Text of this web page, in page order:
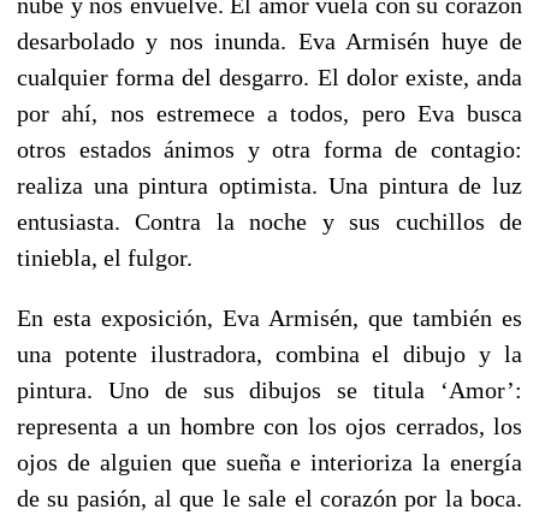
desarbolado y nos inunda. Eva Armisén huye de
cualquier forma del desgarro. El dolor existe, anda
por ahí, nos estremece a todos, pero Eva busca
otros estados ánimos y otra forma de contagio:
realiza una pintura optimista. Una pintura de luz
entusiasta. Contra la noche y sus cuchillos de
tiniebla, el fulgor.
En esta exposición, Eva Armisén, que también es
una potente ilustradora, combina el dibujo y la
pintura. Uno de sus dibujos se titula ‘Amor’:
representa a un hombre con los ojos cerrados, los
ojos de alguien que sueña e interioriza la energía
de su pasión, al que le sale el corazón por la boca.